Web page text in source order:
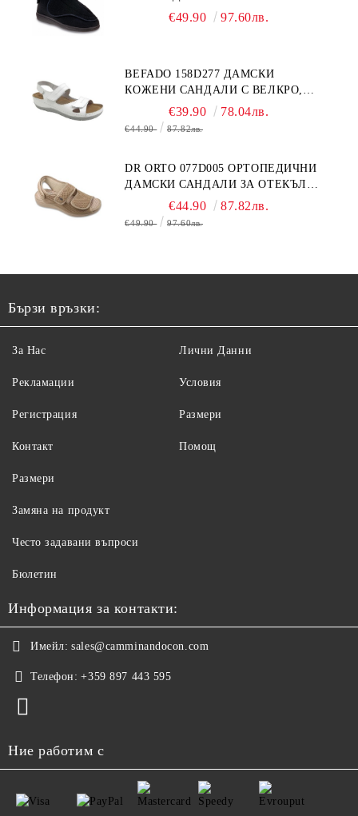
ЗА ГИПСИРАН ИЛИ СВРЪХ
€49.90 97.60лв.
BEFADO 158D277 ДАМСКИ
КОЖЕНИ САНДАЛИ С ВЕЛКРО,
€39.90 78.04лв.
€44.90 87.82лв.
DR ORTO 077D005 ОРТОПЕДИЧНИ
ДАМСКИ САНДАЛИ ЗА ОТЕКЪЛ
КРАК, БЕЖОВИ
€44.90 87.82лв.
€49.90 97.60лв.
Бързи връзки:
За Нас
Рекламации
Регистрация
Контакт
Лични Данни
Условия
Размери
Помощ
Размери
Замяна на продукт
Често задавани въпроси
Бюлетин
Информация за контакти:
Имейл: sales@camminandocon.com
Телефон: +359 897 443 595
Ние работим с